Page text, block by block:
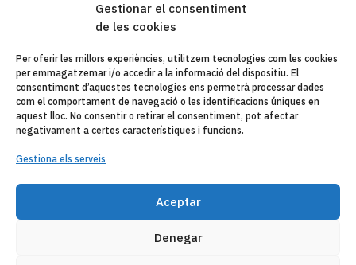
Gestionar el consentiment
de les cookies
Per oferir les millors experiències, utilitzem tecnologies com les cookies
per emmagatzemar i/o accedir a la informació del dispositiu. El
consentiment d’aquestes tecnologies ens permetrà processar dades
com el comportament de navegació o les identificacions úniques en
aquest lloc. No consentir o retirar el consentiment, pot afectar
negativament a certes característiques i funcions.
Gestiona els serveis
Aceptar
Denegar
Copyleft 2025Itaka-Escolapios
AVÍS LEGAL
POLÍTICA DE PRIVACITAT
ENTITATS COL·LABORADES
CORREU ELECTRÒNIC